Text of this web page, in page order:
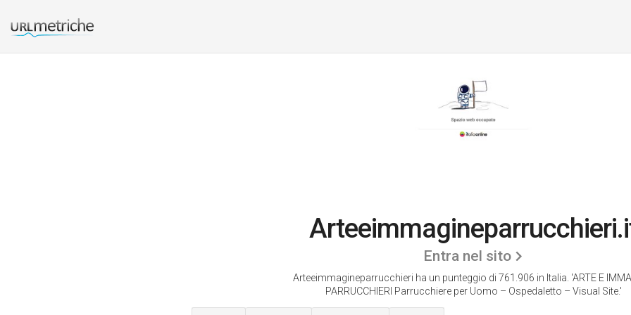
Entra nel sito
Arteeimmagineparrucchieri ha un punteggio di 761.906 in Italia. 'ARTE E
PARRUCCHIERI Parrucchiere per Uomo – Ospedaletto – Visual Site.'